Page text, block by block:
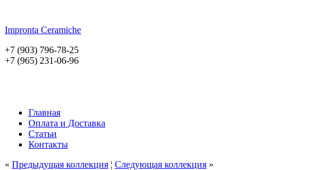
Impronta Ceramiche
+7 (903) 796-78-25
+7 (965) 231-06-96
Главная
Оплата и Доставка
Статьи
Контакты
« Предыдущая коллекция ¦ Следующая коллекция »